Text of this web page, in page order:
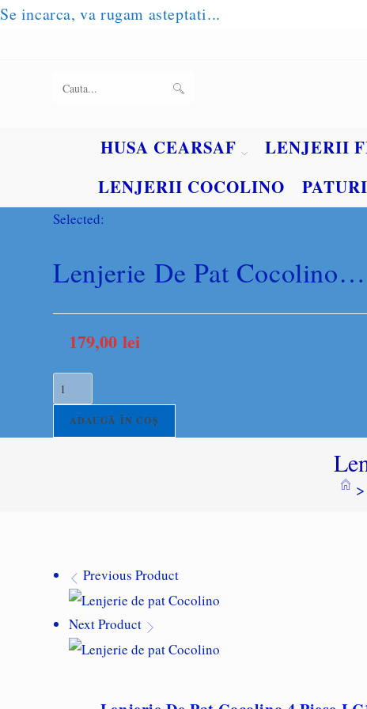
Se incarca, va rugam asteptati...
Search
HUSA CEARSAF LENJERII
LENJERII COCOLINO
Selected:
Lenjerie De Pat Cocolino…
179,00lei
Cantitate
Lenjerie
pat
ADAUGĂ ÎN COȘ
>
Previous Product
Next Product